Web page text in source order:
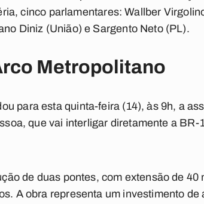
cinco parlamentares: Wallber
Diniz (União) e Sargento Neto (PL).
Metropolitano
para esta quinta-feira (14), às 9h, a
que vai interligar diretamente a BR-
de duas pontes, com extensão de 40
A obra representa um investimento de